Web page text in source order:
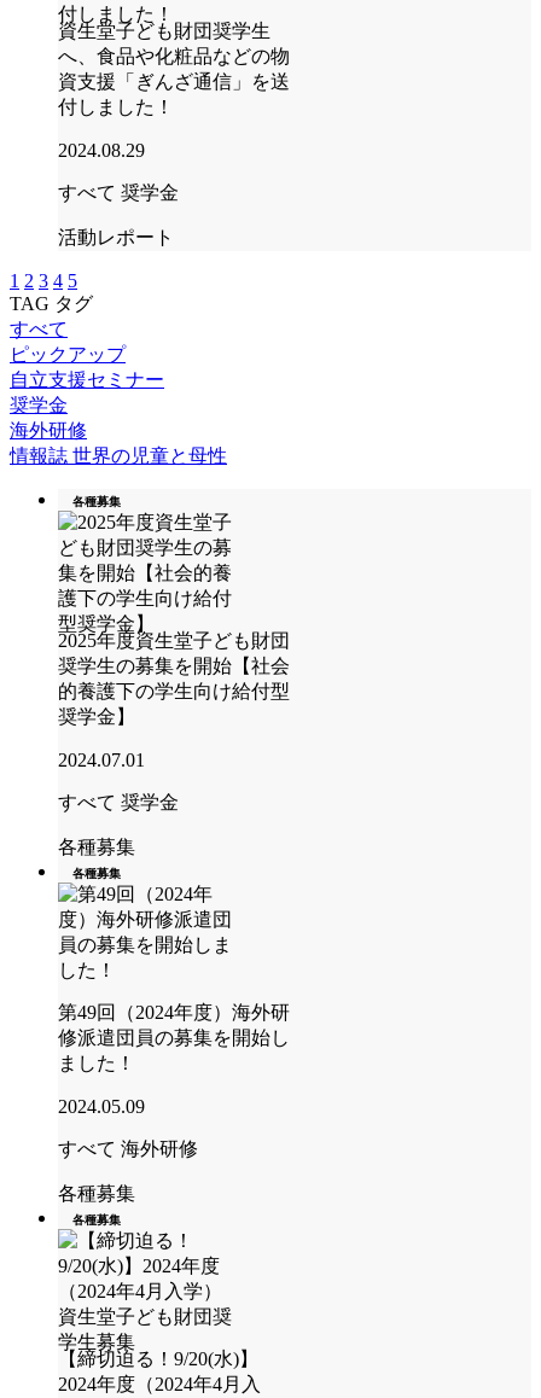
資生堂子ども財団奨学生
へ、食品や化粧品などの物
資支援「ぎんざ通信」を送
付しました！
2024.08.29
すべて 奨学金
活動レポート
1 2 3 4 5
TAG タグ
すべて
ピックアップ
自立支援セミナー
奨学金
海外研修
情報誌 世界の児童と母性
各種募集
2025年度資生堂子ども財団
奨学生の募集を開始【社会
的養護下の学生向け給付型
奨学金】
2024.07.01
すべて 奨学金
各種募集
各種募集
第49回（2024年度）海外研
修派遣団員の募集を開始し
ました！
2024.05.09
すべて 海外研修
各種募集
各種募集
【締切迫る！9/20(水)】
2024年度（2024年4月入